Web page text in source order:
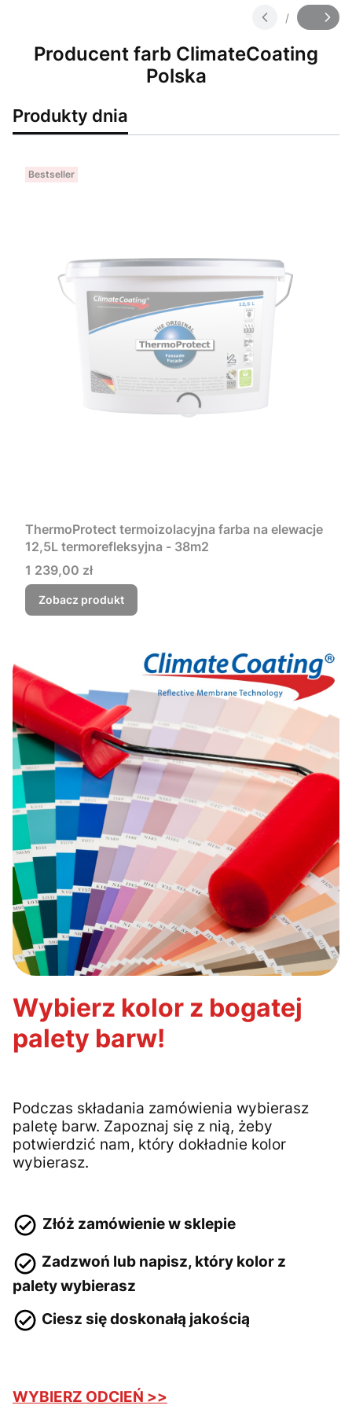
Slajd
/
z
Producent farb ClimateCoating
Polska
Produkty dnia
Bestseller
ThermoProtect termoizolacyjna farba na elewacje
12,5L termorefleksyjna - 38m2
Cena
1 239,00 zł
Zobacz produkt
Wybierz kolor z bogatej
palety barw!
Podczas składania zamówienia wybierasz
paletę barw. Zapoznaj się z nią, żeby
potwierdzić nam, który dokładnie kolor
wybierasz.
Złóż zamówienie w sklepie
Zadzwoń lub napisz, który kolor z
palety wybierasz
Ciesz się doskonałą jakością
WYBIERZ ODCIEŃ >>